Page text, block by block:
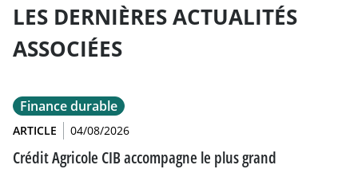
LES DERNIÈRES ACTUALITÉS
ASSOCIÉES
Finance durable
ARTICLE 04/08/2026
Crédit Agricole CIB accompagne le plus grand